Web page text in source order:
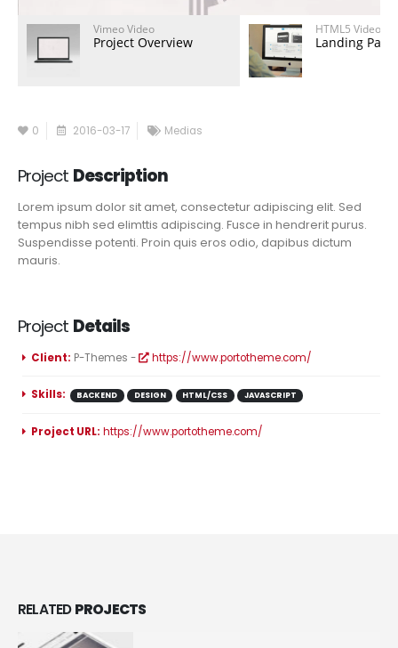
Vimeo Video
Project Overview
HTML5 Video
Landing Page
0 2016-03-17 Medias
Project Description
Lorem ipsum dolor sit amet, consectetur adipiscing elit. Sed
tempus nibh sed elimttis adipiscing. Fusce in hendrerit purus.
Suspendisse potenti. Proin quis eros odio, dapibus dictum
mauris.
Project Details
Client: P-Themes - https://www.portotheme.com/
Skills: BACKEND DESIGN HTML/CSS JAVASCRIPT
Project URL: https://www.portotheme.com/
RELATEDPROJECTS